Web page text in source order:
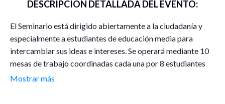
DESCRIPCIÓN DETALLADA DEL EVENTO:
El Seminario está dirigido abiertamente a la ciudadanía y
especialmente a estudiantes de educación media para
intercambiar sus ideas e intereses. Se operará mediante 10
mesas de trabajo coordinadas cada una por 8 estudiantes
(80 ponentes) de la División de Ciencias sociales URC de la
Mostrar más